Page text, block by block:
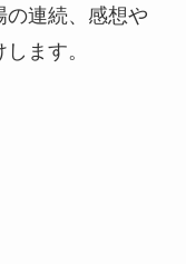
の連続、感想や
ます。